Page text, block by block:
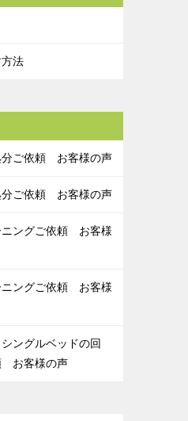
法
分ご依頼 お客様の声
分ご依頼 お客様の声
ニングご依頼 お客様
ニングご依頼 お客様
ングルベッドの回
お客様の声